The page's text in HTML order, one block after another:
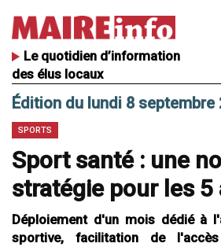
Le quotidien d’information
des élus locaux
Édition du lundi 8 septembre
SPORTS
Sport santé : une
stratégie pour les 5
Déploiement d'un mois dédié à
sportive, facilitation de